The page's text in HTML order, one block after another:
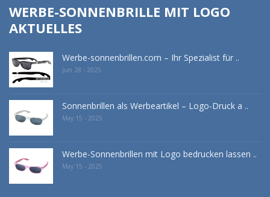
WERBE-SONNENBRILLE MIT LOGO
AKTUELLES
Werbe-sonnenbrillen.com – Ihr Spezialist für ..
Jun 28 - 2025
Sonnenbrillen als Werbeartikel – Logo-Druck a ..
May 15 - 2025
Werbe-Sonnenbrillen mit Logo bedrucken lassen ..
May 15 - 2025